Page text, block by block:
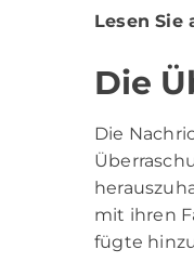
Lesen Sie
Die
Die
mit ihren
fügte